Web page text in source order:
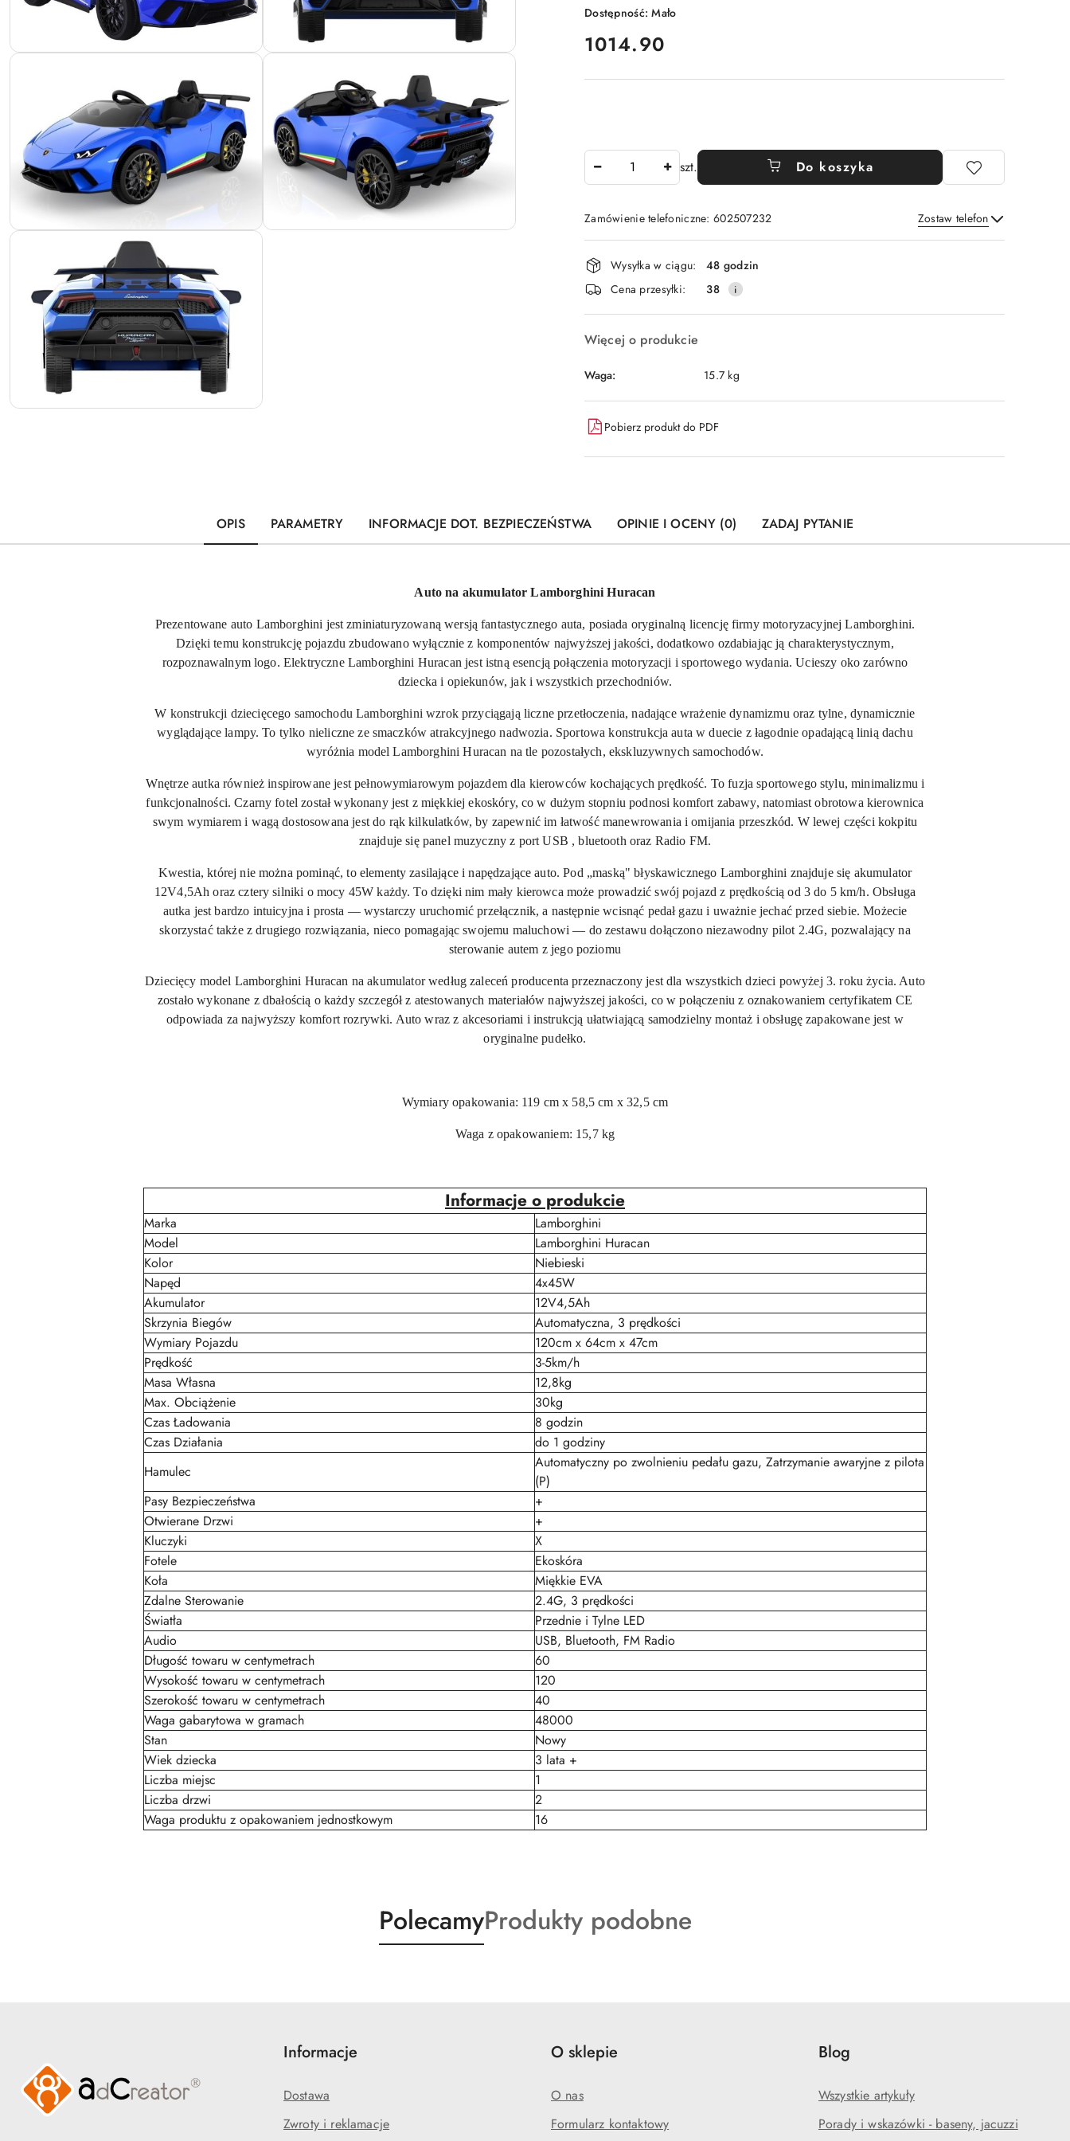
Dostępność:Mało
cena:
1014.90
szt. Do koszyka
Zamówienie telefoniczne: 602507232 Zostaw telefon
Wyślij
Dostępność
i
dostawa
Wysyłka w ciągu:
48 godzin
Cena przesyłki:
38
Więcej o produkcie
Waga: 15.7 kg
Pobierz produkt do PDF
OPIS PARAMETRY INFORMACJE DOT. BEZPIECZEŃSTWA OPINIE I OCENY (0) ZADAJ PYTANIE
Auto na akumulator Lamborghini Huracan
Prezentowane auto Lamborghini jest zminiaturyzowaną wersją fantastycznego auta, posiada oryginalną licencję firmy motoryzacyjnej Lamborghini.
Dzięki temu konstrukcję pojazdu zbudowano wyłącznie z komponentów najwyższej jakości, dodatkowo ozdabiając ją charakterystycznym,
rozpoznawalnym logo. Elektryczne Lamborghini Huracan jest istną esencją połączenia motoryzacji i sportowego wydania. Ucieszy oko zarówno
dziecka i opiekunów, jak i wszystkich przechodniów.
W konstrukcji dziecięcego samochodu Lamborghini wzrok przyciągają liczne przetłoczenia, nadające wrażenie dynamizmu oraz tylne, dynamicznie
wyglądające lampy. To tylko nieliczne ze smaczków atrakcyjnego nadwozia. Sportowa konstrukcja auta w duecie z łagodnie opadającą linią dachu
wyróżnia model Lamborghini Huracan na tle pozostałych, ekskluzywnych samochodów.
Wnętrze autka również inspirowane jest pełnowymiarowym pojazdem dla kierowców kochających prędkość. To fuzja sportowego stylu, minimalizmu i
funkcjonalności. Czarny fotel został wykonany jest z miękkiej ekoskóry, co w dużym stopniu podnosi komfort zabawy, natomiast obrotowa kierownica
swym wymiarem i wagą dostosowana jest do rąk kilkulatków, by zapewnić im łatwość manewrowania i omijania przeszkód. W lewej części kokpitu
znajduje się panel muzyczny z port USB , bluetooth oraz Radio FM.
Kwestia, której nie można pominąć, to elementy zasilające i napędzające auto. Pod „maską" błyskawicznego Lamborghini znajduje się akumulator
12V4,5Ah oraz cztery silniki o mocy 45W każdy. To dzięki nim mały kierowca może prowadzić swój pojazd z prędkością od 3 do 5 km/h. Obsługa
autka jest bardzo intuicyjna i prosta — wystarczy uruchomić przełącznik, a następnie wcisnąć pedał gazu i uważnie jechać przed siebie. Możecie
skorzystać także z drugiego rozwiązania, nieco pomagając swojemu maluchowi — do zestawu dołączono niezawodny pilot 2.4G, pozwalający na
sterowanie autem z jego poziomu
Dziecięcy model Lamborghini Huracan na akumulator według zaleceń producenta przeznaczony jest dla wszystkich dzieci powyżej 3. roku życia. Auto
zostało wykonane z dbałością o każdy szczegół z atestowanych materiałów najwyższej jakości, co w połączeniu z oznakowaniem certyfikatem CE
odpowiada za najwyższy komfort rozrywki. Auto wraz z akcesoriami i instrukcją ułatwiającą samodzielny montaż i obsługę zapakowane jest w
oryginalne pudełko.
Wymiary opakowania: 119 cm x 58,5 cm x 32,5 cm
Waga z opakowaniem: 15,7 kg
Informacje o produkcie
Marka
Lamborghini
Model
Lamborghini Huracan
Kolor
Niebieski
Napęd
4x45W
Akumulator
12V4,5Ah
Skrzynia Biegów
Automatyczna, 3 prędkości
Wymiary Pojazdu
120cm x 64cm x 47cm
Prędkość
3-5km/h
Masa Własna
12,8kg
Max. Obciążenie
30kg
Czas Ładowania
8 godzin
Czas Działania
do 1 godziny
Hamulec
Automatyczny po zwolnieniu pedału gazu, Zatrzymanie awaryjne z pilota
(P)
Pasy Bezpieczeństwa
+
Otwierane Drzwi
+
Kluczyki
X
Fotele
Ekoskóra
Koła
Miękkie EVA
Zdalne Sterowanie
2.4G, 3 prędkości
Światła
Przednie i Tylne LED
Audio
USB, Bluetooth, FM Radio
Długość towaru w centymetrach
60
Wysokość towaru w centymetrach
120
Szerokość towaru w centymetrach
40
Waga gabarytowa w gramach
48000
Stan
Nowy
Wiek dziecka
3 lata +
Liczba miejsc
1
Liczba drzwi
2
Waga produktu z opakowaniem jednostkowym
16
Produkty
o
PolecamyProdukty
o
Produkty podobne
Informacje
Dostawa
Zwroty i reklamacje
O sklepie
O nas
Formularz kontaktowy
Blog
Wszystkie artykuły
Porady i wskazówki - baseny, jacuzzi